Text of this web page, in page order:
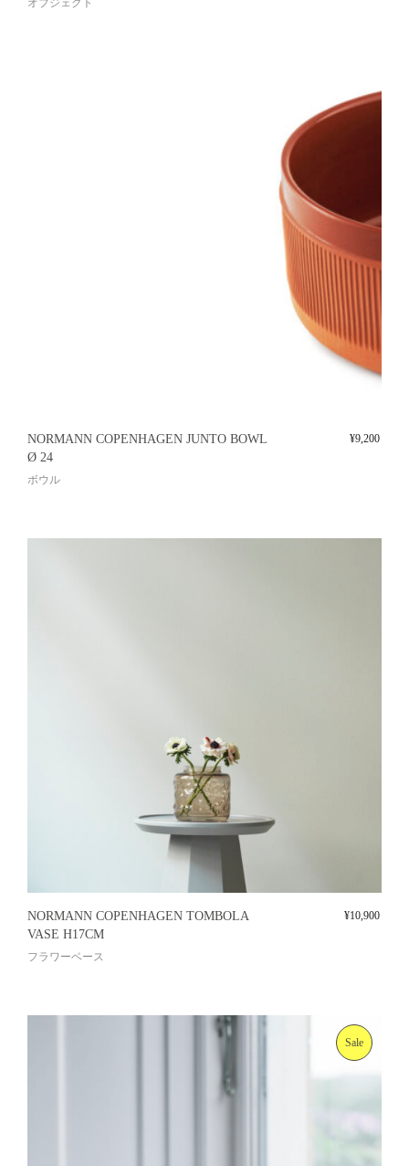
オブジェクト
NORMANN COPENHAGEN JUNTO BOWL
Ø 24
ボウル
¥9,200
NORMANN COPENHAGEN TOMBOLA
VASE H17CM
フラワーベース
¥10,900
Sale